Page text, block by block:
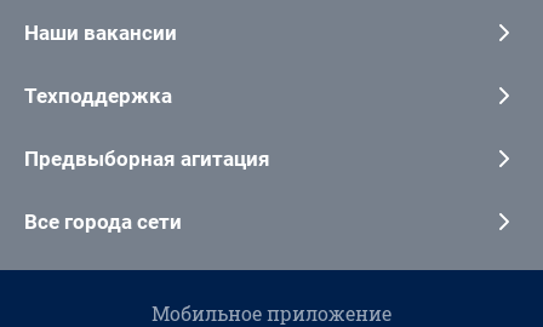
Наши вакансии
Техподдержка
Предвыборная агитация
Все города сети
Мобильное приложение